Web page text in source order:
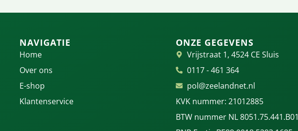
NAVIGATIE
Home
Over ons
E-shop
Klantenservice
ONZE GEGEVENS
Vrijstraat 1, 4524 CE Sluis
0117 - 461 364
pol@zeelandnet.nl
KVK nummer: 21012885
BTW nummer NL 8051.75.441.B01